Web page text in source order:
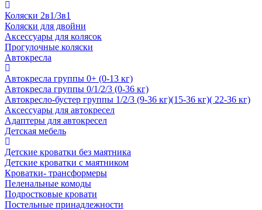
Коляски 2в1/3в1
Коляски для двойни
Аксессуары для колясок
Прогулочные коляски
Автокресла
Автокресла группы 0+ (0-13 кг)
Автокресла группы 0/1/2/3 (0-36 кг)
Автокресло-бустер группы 1/2/3 (9-36 кг)(15-36 кг)( 22-36 кг)
Аксессуары для автокресел
Адаптеры для автокресел
Детская мебель
Детские кроватки без маятника
Детские кроватки с маятником
Кроватки- трансформеры
Пеленальные комоды
Подростковые кровати
Постельные принадлежности